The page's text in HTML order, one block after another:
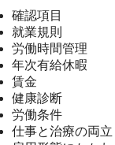
確認項目
就業規則
労働時間管理
年次有給休暇
賃金
健康診断
労働条件
仕事と治療の両立